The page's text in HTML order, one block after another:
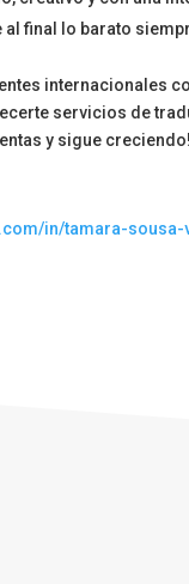
final lo barato
internacionales
servicios de
y sigue
in/tamara-sousa-